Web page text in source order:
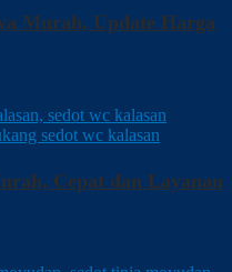
Murah, Update Harga
Cepat dan Layanan